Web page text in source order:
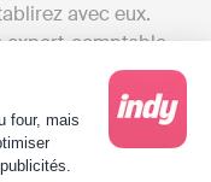
:
four, mais
avec eux.
expert-comptable
sera fonction du
pour vous. En
vous
devis et